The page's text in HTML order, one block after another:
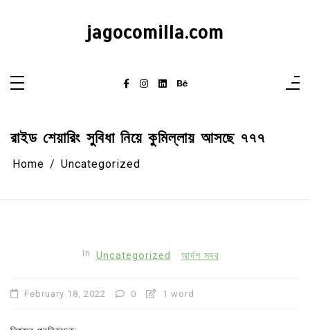
jagocomilla.com
রাইড শেয়ারিং সুবিধা নিয়ে কুমিল্লায় আসছে ৭৭৭
Home Uncategorized
In Uncategorized আর্দশ সদর
February 18, 2022 0 1 word